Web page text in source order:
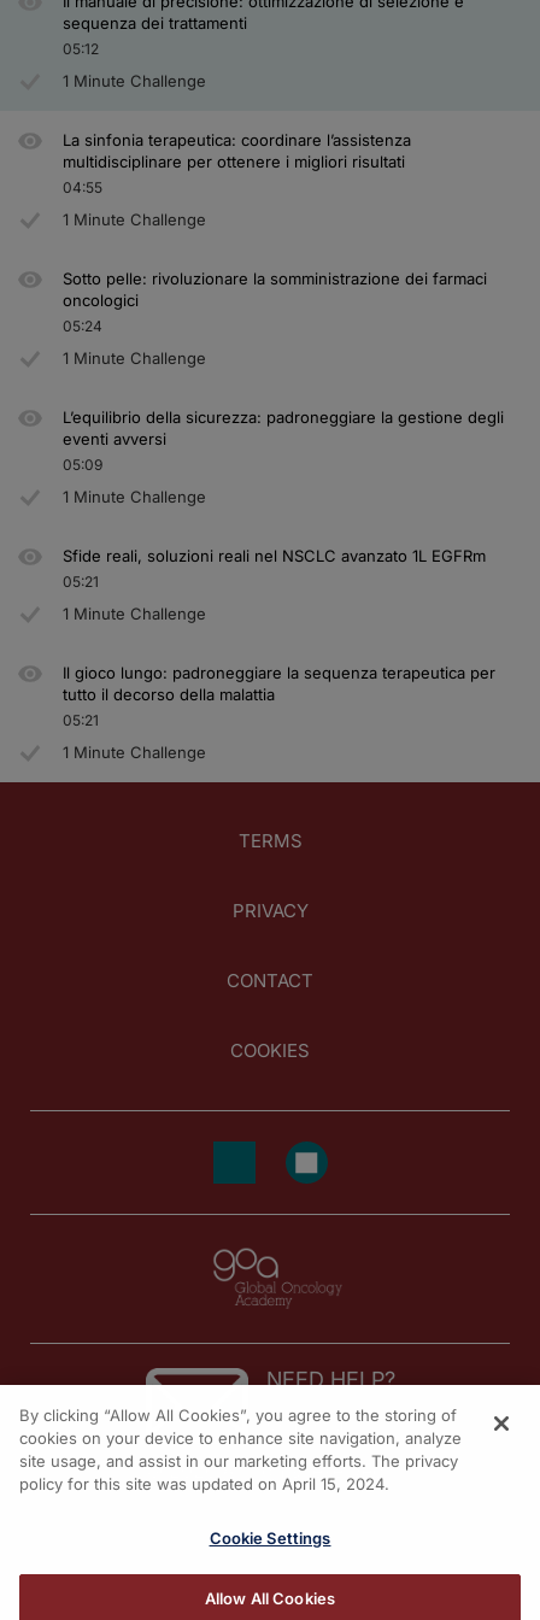
sequenza dei trattamenti
05:12
1 Minute Challenge
La sinfonia terapeutica: coordinare l’assistenza
multidisciplinare per ottenere i migliori risultati
04:55
1 Minute Challenge
Sotto pelle: rivoluzionare la somministrazione dei farmaci
oncologici
05:24
1 Minute Challenge
L’equilibrio della sicurezza: padroneggiare la gestione degli
eventi avversi
05:09
1 Minute Challenge
Sfide reali, soluzioni reali nel NSCLC avanzato 1L EGFRm
05:21
1 Minute Challenge
Il gioco lungo: padroneggiare la sequenza terapeutica per
tutto il decorso della malattia
05:21
1 Minute Challenge
TERMS
PRIVACY
CONTACT
COOKIES
NEED HELP?
Contact us
© 2026 All rights reserved.
By clicking “Allow All Cookies”, you agree to the storing of
cookies on your device to enhance site navigation, analyze
site usage, and assist in our marketing efforts. The privacy
policy for this site was updated on April 15, 2024.
Cookie Settings
Allow All Cookies